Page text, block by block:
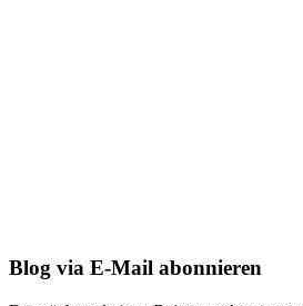
Blog via E-Mail abonnieren